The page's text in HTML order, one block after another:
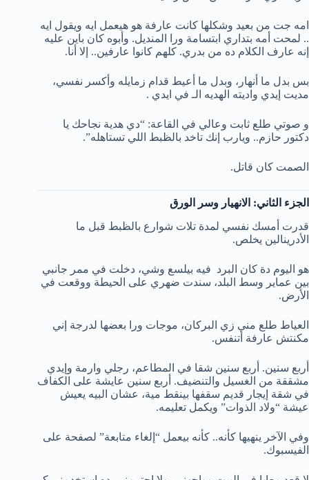
امه جت من بعيد وشكلها كانت عارفة هو هيعمل ايه ويقول ايه
.. لمحت أمه بتداري ابتسامة ورا المنديل. وأبوه كان باين عليه
إنه عارف الكلام ده من بدري. كلهم كانوا عارفين.. إلا أنا.
بس بدل ما أنهار، وبدل ما أعيط قدام زمايله وأكسر نفسي،
مديت إيدي واديته الهديه الـ في ايدي .
و صوتي طلع ثابت وعالي في القاعة: “دي هدية نجاحك يا
دكتور حازم.. ويارب إنك تاخد بالظبط اللي تستاهله”.
الصمت كان قاتل.
الجزء الثاني: الانهيار وسر الورق
قدرت أمسك نفسي لمدة تلات شوارع بالظبط قبل ما
الأدرينالين يخلص.
هو اليوم دة كان البرد فيه بيلسع وشي، دخلت في ممر جانبي
بين عماير وسط البلد، سندت ضهري على الحيطة ووقعت في
الأرض.
العياط طلع مني زي البركان، موجات ورا بعضها لدرجة إني
مكنتش عارفة أتنفس.
أربع سنين. أربع سنين شقا في المطاعم، رجلي وارمة وإيدي
مشققة من الغسيل والتنضيف. أربع سنين عايشة على الكفاف
في شقة إيجار قديم سقفها بينقط مية، عشان البيه يعيش
عيشة “ولاد الذوات” ويكمل تعليمه.
وفي الآخر ينهيها كأنه.. كأنه بيعمل “إلغاء متابعة” لصفحة على
الفيسبوك.